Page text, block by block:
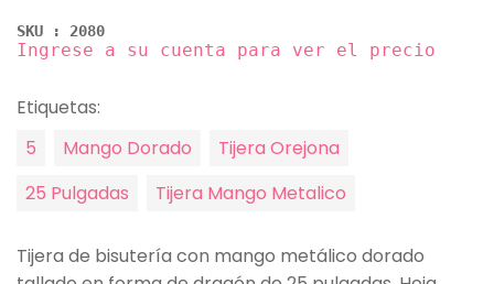
SKU : 2080
Ingrese a su cuenta para ver el precio
Etiquetas:
5
Mango Dorado
Tijera Orejona
25 Pulgadas
Tijera Mango Metalico
Tijera de bisutería con mango metálico dorado